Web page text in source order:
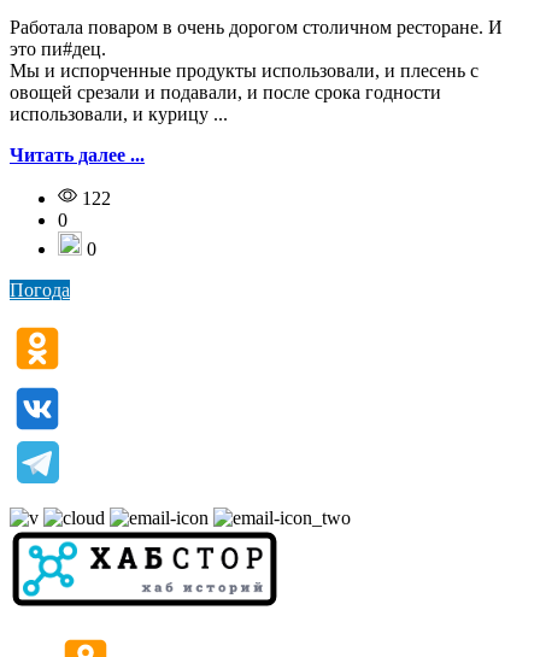
Работала поваром в очень дорогом столичном ресторане. И
это пи#дец.
Мы и испорченные продукты использовали, и плесень с
овощей срезали и подавали, и после срока годности
использовали, и курицу ...
Читать далее ...
122
0
0
Погода